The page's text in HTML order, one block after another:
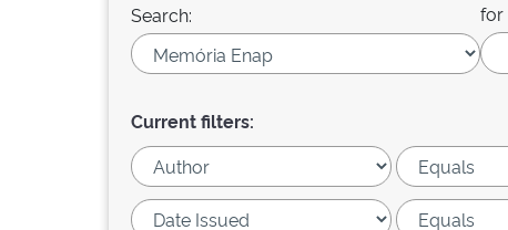
Search: for
Current filters: